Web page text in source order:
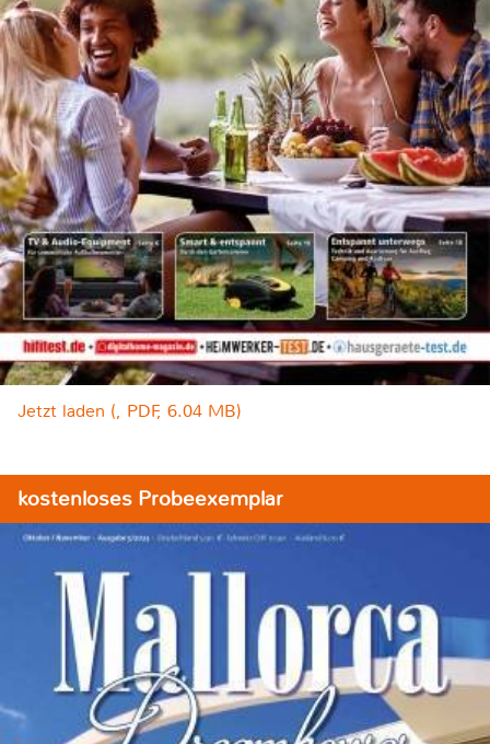
Jetzt laden (, PDF, 6.04 MB)
kostenloses Probeexemplar